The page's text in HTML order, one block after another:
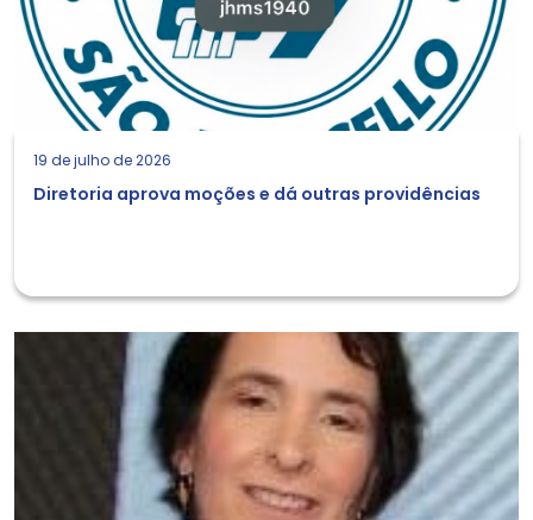
19 de julho de 2026
Diretoria aprova moções e dá outras providências